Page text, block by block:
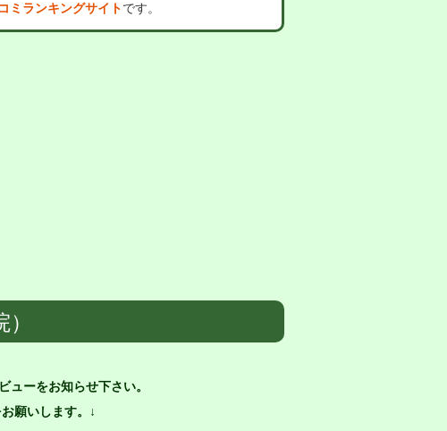
ミランキングサイトです。
ューをお知らせ下さい。
願いします。↓